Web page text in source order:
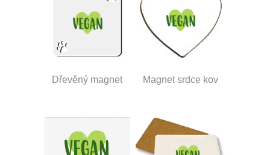
Dřevěný magnet Magnet srdce kov